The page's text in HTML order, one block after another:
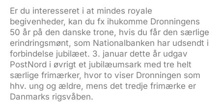
Er du interesseret i at mindes royale
begivenheder, kan du fx ihukomme Dronningens
50 år på den danske trone, hvis du får den særlige
erindringsmønt, som Nationalbanken har udsendt i
forbindelse jubilæet. 3. januar dette år udgav
PostNord i øvrigt et jubilæumsark med tre helt
særlige frimærker, hvor to viser Dronningen som
hhv. ung og ældre, mens det tredje frimærke er
Danmarks rigsvåben.